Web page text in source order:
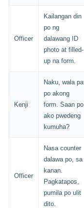
Officer
Kailangan din
po ng
dalawang ID
photo at filled-
up na form.
Kenji
Naku, wala pa
po akong
form. Saan po
ako pwedeng
kumuha?
Officer
Nasa counter
dalawa po, sa
kanan.
Pagkatapos,
pumila po ulit
dito.